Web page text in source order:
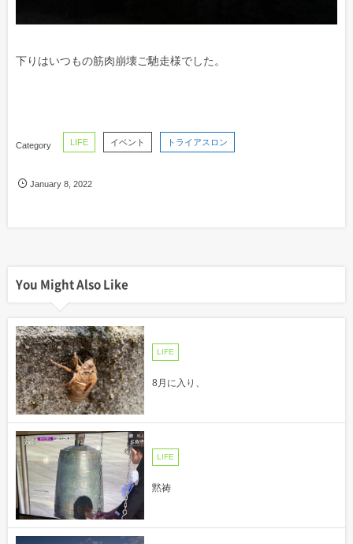
下りはいつもの筋肉崩壊ご馳走様でした。
LIFE イベント トライアスロン
January 8 ,2022
You Might Also Like
LIFE
8月に入り、
LIFE
黙祷